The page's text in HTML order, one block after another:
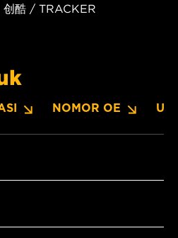
酷 / TRACKER
NOMOR OE